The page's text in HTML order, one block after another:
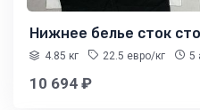
Нижнее белье сток
4.85 кг 22.5 евро/кг 5
10 694 ₽